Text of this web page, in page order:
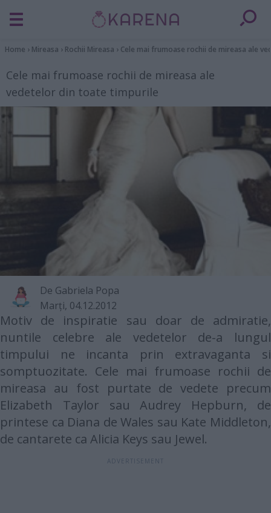
Home › Mireasa › Rochii Mireasa › Cele mai frumoase rochii de mireasa ale
Cele mai frumoase rochii de mireasa ale
vedetelor din toate timpurile
De Gabriela Popa
Marţi, 04.12.2012
Motiv de inspiratie sau doar de admiratie,
nuntile celebre ale vedetelor de-a lungul
timpului ne incanta prin extravaganta si
somptuozitate. Cele mai frumoase rochii de
mireasa au fost purtate de vedete precum
Elizabeth Taylor sau Audrey Hepburn, de
printese ca Diana de Wales sau Kate Middleton,
de cantarete ca Alicia Keys sau Jewel.